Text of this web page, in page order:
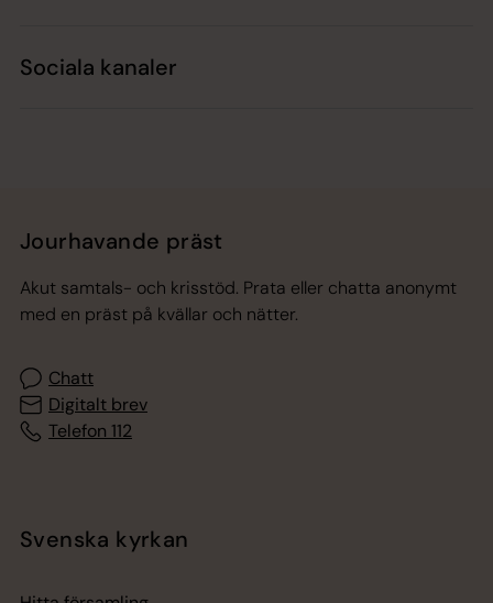
Sociala kanaler
Jourhavande präst
Akut samtals- och krisstöd. Prata eller chatta anonymt
med en präst på kvällar och nätter.
Chatt
Digitalt brev
Telefon 112
Svenska kyrkan